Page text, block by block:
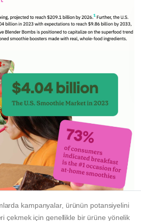
kampanyalar, ürünün potansiyelini
çekmek için genellikle bir ürüne yönelik